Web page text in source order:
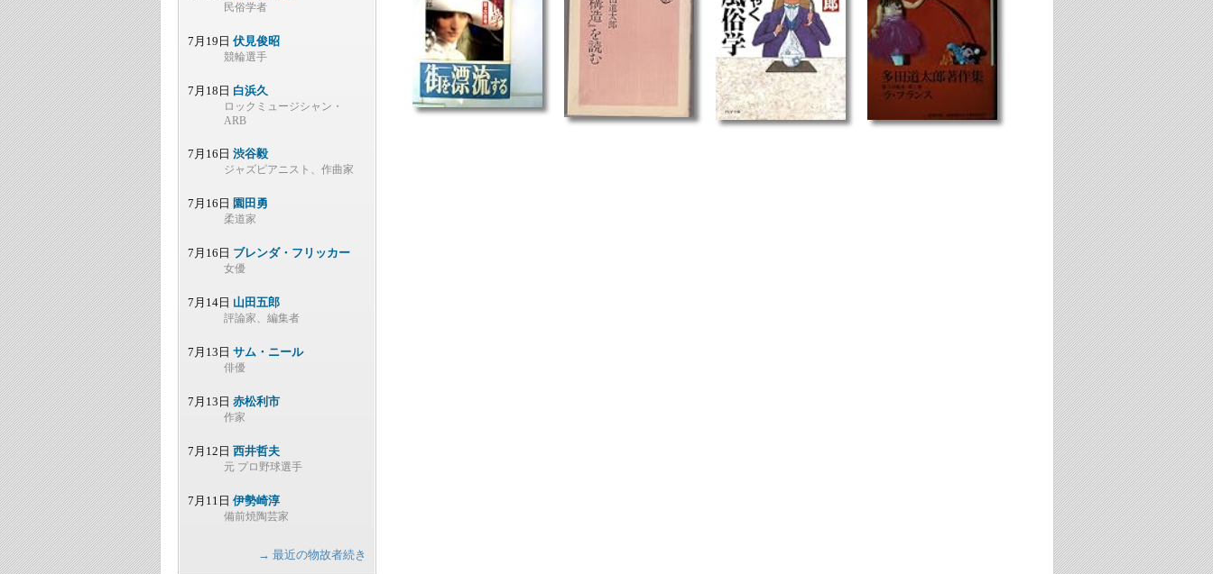
民俗学者
7月19日 伏見俊昭
競輪選手
7月18日 白浜久
ロックミュージシャン・
ARB
7月16日 渋谷毅
ジャズピアニスト、作曲家
7月16日 園田勇
柔道家
7月16日 ブレンダ・フリッカー
女優
7月14日 山田五郎
評論家、編集者
7月13日 サム・ニール
俳優
7月13日 赤松利市
作家
7月12日 西井哲夫
元 プロ野球選手
7月11日 伊勢崎淳
備前焼陶芸家
→ 最近の物故者続き